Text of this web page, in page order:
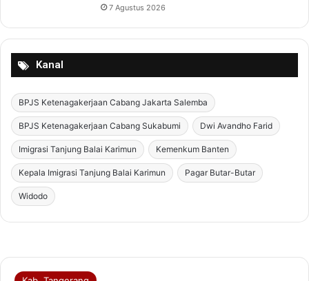
7 Agustus 2026
Kanal
BPJS Ketenagakerjaan Cabang Jakarta Salemba
BPJS Ketenagakerjaan Cabang Sukabumi Dwi Avandho Farid
Imigrasi Tanjung Balai Karimun Kemenkum Banten
Kepala Imigrasi Tanjung Balai Karimun Pagar Butar-Butar
Widodo